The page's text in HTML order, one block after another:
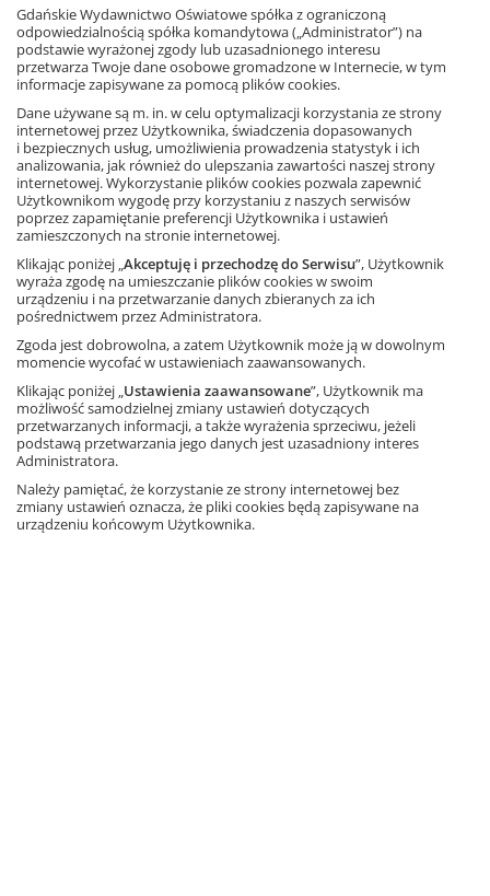
Zobacz fragment książki
Książka
Edukacja wczesnoszkolna,
128 stron
ISBN: 9788381181426
i pogłębiania wiedzy uczniów. Każde wprowadzane pojęcie
matematyczne jest starannie wymodelowane.
W podręczniku położono nacisk na wykorzystywanie
doświadczeń i sytuacji życiowych bliskich dzieciom oraz
kształtowanie wyobraźni geometrycznej. Dodatkowym
atutem książki jest ciekawa i atrakcyjna dla dzieci szata
graficzna.
Podręcznik jest zgodny z podstawą programową
obowiązującą od roku szkolnego 2017/2018.
Ta strona używa plików cookies.
Akceptuję
Dowiedz się więcej
Gdańskie Wydawnictwo Oświatowe spółka z ograniczoną
odpowiedzialnością spółka komandytowa („Administrator”) na
podstawie wyrażonej zgody lub uzasadnionego interesu
przetwarza Twoje dane osobowe gromadzone w Internecie, w tym
informacje zapisywane za pomocą plików cookies.
Dane używane są m. in. w celu optymalizacji korzystania ze strony
internetowej przez Użytkownika, świadczenia dopasowanych
i bezpiecznych usług, umożliwienia prowadzenia statystyk i ich
analizowania, jak również do ulepszania zawartości naszej strony
internetowej. Wykorzystanie plików cookies pozwala zapewnić
Użytkownikom wygodę przy korzystaniu z naszych serwisów
poprzez zapamiętanie preferencji Użytkownika i ustawień
zamieszczonych na stronie internetowej.
Klikając poniżej „Akceptuję i przechodzę do Serwisu”, Użytkownik
wyraża zgodę na umieszczanie plików cookies w swoim
urządzeniu i na przetwarzanie danych zbieranych za ich
pośrednictwem przez Administratora.
Zgoda jest dobrowolna, a zatem Użytkownik może ją w dowolnym
momencie wycofać w ustawieniach zaawansowanych.
Klikając poniżej „Ustawienia zaawansowane”, Użytkownik ma
możliwość samodzielnej zmiany ustawień dotyczących
przetwarzanych informacji, a także wyrażenia sprzeciwu, jeżeli
podstawą przetwarzania jego danych jest uzasadniony interes
Administratora.
Należy pamiętać, że korzystanie ze strony internetowej bez
zmiany ustawień oznacza, że pliki cookies będą zapisywane na
urządzeniu końcowym Użytkownika.